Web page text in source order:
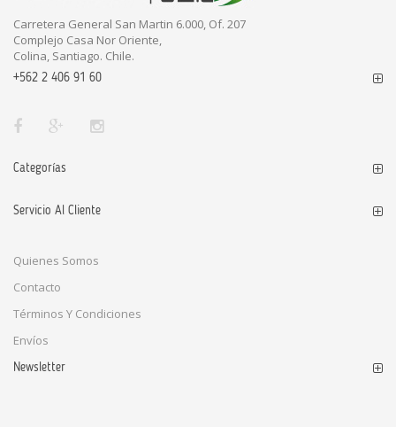
Carretera General San Martin 6.000, Of. 207
Complejo Casa Nor Oriente,
Colina, Santiago. Chile.
+562 2 406 91 60
Categorías
Servicio Al Cliente
Quienes Somos
Contacto
Términos Y Condiciones
Envíos
Newsletter